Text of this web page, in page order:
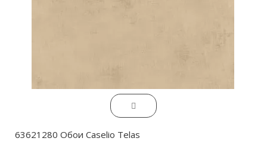
63621280 Обои Caselio Telas